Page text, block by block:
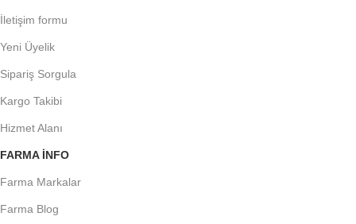
İletişim formu
Yeni Üyelik
Sipariş Sorgula
Kargo Takibi
Hizmet Alanı
FARMA INFO
Farma Markalar
Farma Blog